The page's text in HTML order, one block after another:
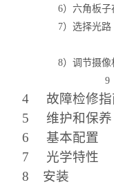
6）六
7）选择光路（
8）调节摄像机
9
4 故障
5 维
6 基
7 光
8 安